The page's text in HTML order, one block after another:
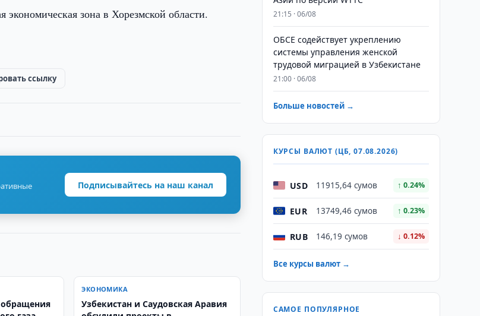
экономическая зона в Хорезмской области.
ссылку
Подписывайтесь на наш канал
ЭКОНОМИКА
Узбекистан и Саудовская Аравия
21:15 · 06/08
ОБСЕ содействует укреплению
системы управления женской
трудовой миграцией в Узбекистане
21:00 · 06/08
Больше новостей →
КУРСЫ ВАЛЮТ (ЦБ, 07.08.2026)
USD 11915,64 сумов ↑ 0.24%
EUR 13749,46 сумов ↑ 0.23%
RUB 146,19 сумов ↓ 0.12%
Все курсы валют →
САМОЕ ПОПУЛЯРНОЕ